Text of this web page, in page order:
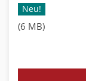
Neu!
(6 MB)